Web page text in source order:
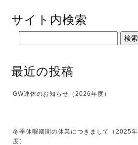
サイト内検索
最近の投稿
GW連休のお知らせ（2026年度）
冬季休暇期間の休業につきまして（2025年
度）